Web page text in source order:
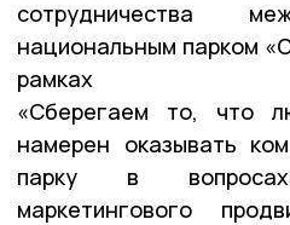
сотрудничества
национальным парком
рамках
«Сберегаем то, что
намерен оказывать
парку в вопросах
маркетингового